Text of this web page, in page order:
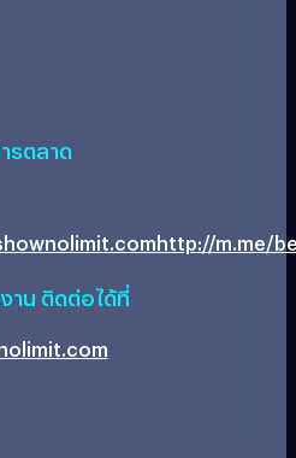
รตลาด
http://m.me/
าน ติดต่อได้ที่